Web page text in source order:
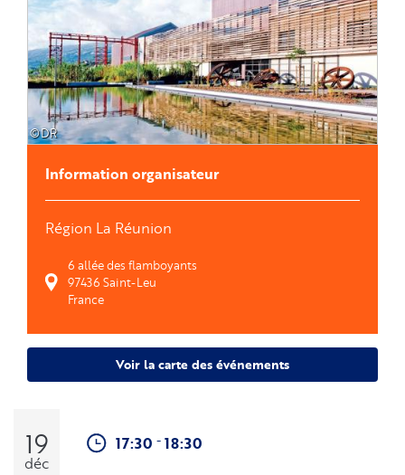
©DR
Information organisateur
Région La Réunion
6 allée des flamboyants
97436 Saint-Leu
France
Voir la carte des événements
19
déc
17:30 - 18:30